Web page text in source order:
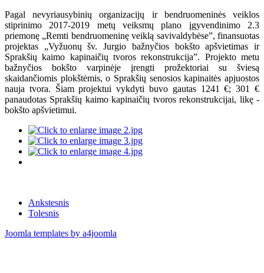
Pagal nevyriausybinių organizacijų ir bendruomeninės veiklos
stiprinimo 2017-2019 metų veiksmų plano įgyvendinimo 2.3
priemonę „Remti bendruomeninę veiklą savivaldybėse”, finansuotas
projektas „Vyžuonų šv. Jurgio bažnyčios bokšto apšvietimas ir
Sprakšių kaimo kapinaičių tvoros rekonstrukcija”. Projekto metu
bažnyčios bokšto varpinėje įrengti prožektoriai su šviesą
skaidančiomis plokštėmis, o Sprakšių senosios kapinaitės apjuostos
nauja tvora. Šiam projektui vykdyti buvo gautas 1241 €; 301 €
panaudotas Sprakšių kaimo kapinaičių tvoros rekonstrukcijai, likę -
bokšto apšvietimui.
Ankstesnis
Tolesnis
Joomla templates by a4joomla